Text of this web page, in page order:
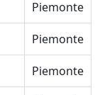
Piemonte
Piemonte
Piemonte